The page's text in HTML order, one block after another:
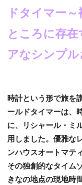
ドタイマー
ところに存
アなシンプル
時計という形で旅を
ールドタイマーは、
に、リシャール・ミ
用しました。 優雅な
ンハウスオートマテ
その独創的なタイム
きなの地点の現地時